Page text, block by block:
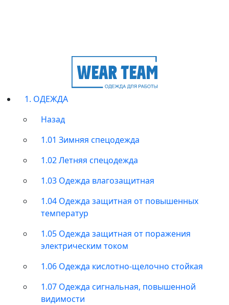
1. ОДЕЖДА
Назад
1.01 Зимняя спецодежда
1.02 Летняя спецодежда
1.03 Одежда влагозащитная
1.04 Одежда защитная от повышенных
температур
1.05 Одежда защитная от поражения
электрическим током
1.06 Одежда кислотно-щелочно стойкая
1.07 Одежда сигнальная, повышенной
видимости